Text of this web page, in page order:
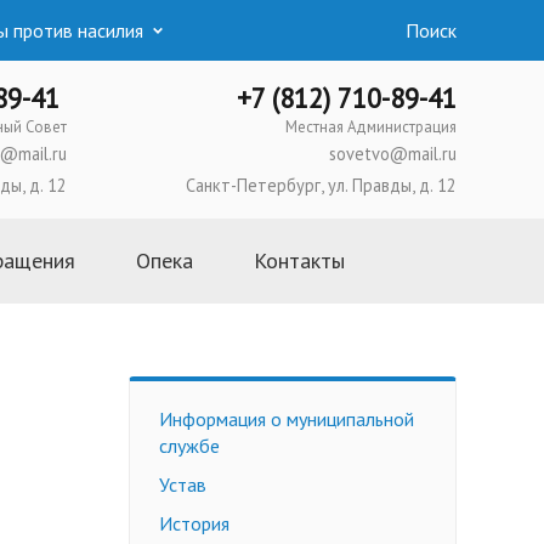
против насилия Поиск
41
Совет
+7 (812) 710-89-41
Местная Администрация
sovetvo@mail.ru
д. 12
Санкт-Петербург, ул. Правды, д. 12
Опека
Школа приемных родителей
Усыновление
Опека и попечительство
Приемная семья
несовершеннолетних
Контакты
Информация о муниципальной
службе
Устав
История